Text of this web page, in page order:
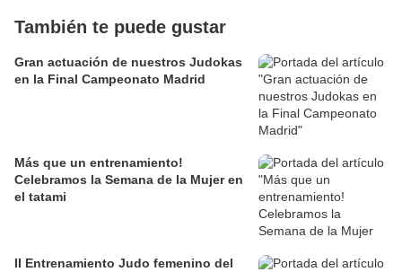
También te puede gustar
Gran actuación de nuestros Judokas
en la Final Campeonato Madrid
Más que un entrenamiento!
Celebramos la Semana de la Mujer en
el tatami
II Entrenamiento Judo femenino del